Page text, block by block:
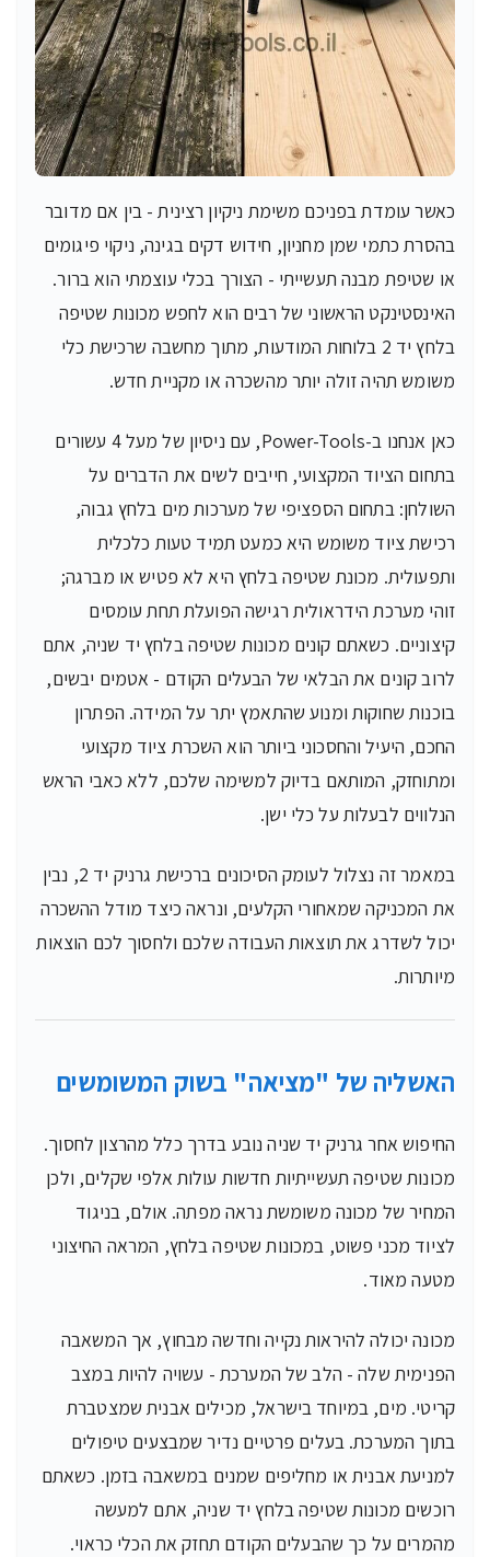
כאשר עומדת בפניכם משימת ניקיון רצינית - בין אם מדובר
בהסרת כתמי שמן מחניון, חידוש דקים בגינה, ניקוי פיגומים
או שטיפת מבנה תעשייתי - הצורך בכלי עוצמתי הוא ברור.
האינסטינקט הראשוני של רבים הוא לחפש מכונות שטיפה
בלחץ יד 2 בלוחות המודעות, מתוך מחשבה שרכישת כלי
משומש תהיה זולה יותר מהשכרה או מקניית חדש.
כאן אנחנו ב-Power-Tools, עם ניסיון של מעל 4 עשורים
בתחום הציוד המקצועי, חייבים לשים את הדברים על
השולחן: בתחום הספציפי של מערכות מים בלחץ גבוה,
רכישת ציוד משומש היא כמעט תמיד טעות כלכלית
ותפעולית. מכונת שטיפה בלחץ היא לא פטיש או מברגה;
זוהי מערכת הידראולית רגישה הפועלת תחת עומסים
קיצוניים. כשאתם קונים מכונות שטיפה בלחץ יד שניה, אתם
לרוב קונים את הבלאי של הבעלים הקודם - אטמים יבשים,
בוכנות שחוקות ומנוע שהתאמץ יתר על המידה. הפתרון
החכם, היעיל והחסכוני ביותר הוא השכרת ציוד מקצועי
ומתוחזק, המותאם בדיוק למשימה שלכם, ללא כאבי הראש
הנלווים לבעלות על כלי ישן.
במאמר זה נצלול לעומק הסיכונים ברכישת גרניק יד 2, נבין
את המכניקה שמאחורי הקלעים, ונראה כיצד מודל ההשכרה
יכול לשדרג את תוצאות העבודה שלכם ולחסוך לכם הוצאות
מיותרות.
האשליה של "מציאה" בשוק המשומשים
החיפוש אחר גרניק יד שניה נובע בדרך כלל מהרצון לחסוך.
מכונות שטיפה תעשייתיות חדשות עולות אלפי שקלים, ולכן
המחיר של מכונה משומשת נראה מפתה. אולם, בניגוד
לציוד מכני פשוט, במכונות שטיפה בלחץ, המראה החיצוני
מטעה מאוד.
מכונה יכולה להיראות נקייה וחדשה מבחוץ, אך המשאבה
הפנימית שלה - הלב של המערכת - עשויה להיות במצב
קריטי. מים, במיוחד בישראל, מכילים אבנית שמצטברת
בתוך המערכת. בעלים פרטיים נדיר שמבצעים טיפולים
למניעת אבנית או מחליפים שמנים במשאבה בזמן. כשאתם
רוכשים מכונות שטיפה בלחץ יד שניה, אתם למעשה
מהמרים על כך שהבעלים הקודם תחזק את הכלי כראוי.